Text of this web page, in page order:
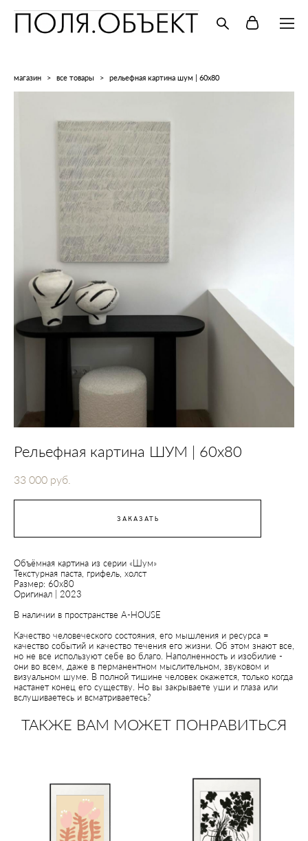
магазин > все товары > рельефная картина шум | 60x80
Рельефная картина ШУМ | 60x80
33 000 pуб.
ЗАКАЗАТЬ
Объёмная картина из серии «Шум»
Текстурная паста, грифель, холст
Размер: 60х80
Оригинал | 2023
В наличии в пространстве A-HOUSE
Качество человеческого состояния, его мышления и ресурса =
качество событий и качество течения его жизни. Об этом знают все,
но не все используют себе во благо. Наполненность и изобилие -
они во всем, даже в перманентном мыслительном, звуковом и
визуальном шуме. В полной тишине человек окажется, только когда
настанет конец его существу. Но вы закрываете уши и глаза или
вслушиваетесь и всматриваетесь?
ТАКЖЕ ВАМ МОЖЕТ ПОНРАВИТЬСЯ